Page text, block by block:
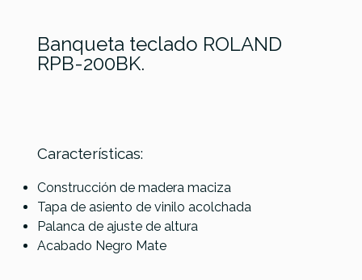
Banqueta teclado ROLAND
RPB-200BK.
Características:
Construcción de madera maciza
Tapa de asiento de vinilo acolchada
Palanca de ajuste de altura
Acabado Negro Mate
Roland RPB-200PE
Banqueta Teclado